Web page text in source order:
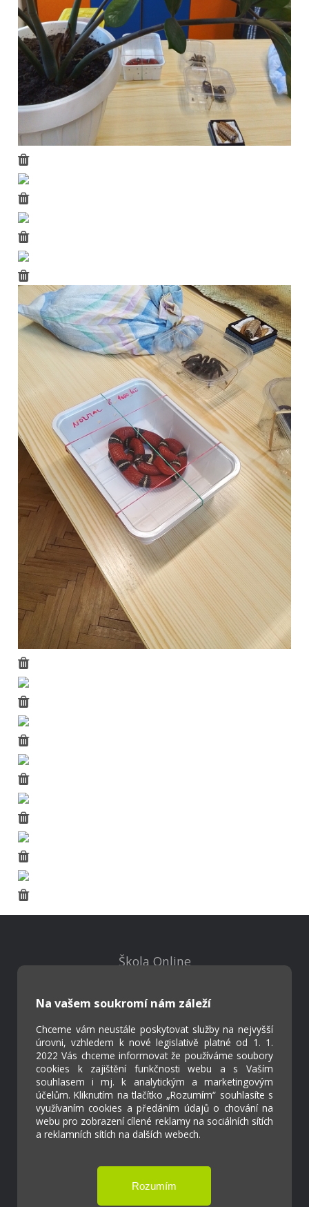
Na vašem soukromí nám záleží
Chceme vám neustále poskytovat služby na nejvyšší
úrovni, vzhledem k nové legislativě platné od 1. 1.
2022 Vás chceme informovat že používáme soubory
cookies k zajištění funkčnosti webu a s Vaším
souhlasem i mj. k analytickým a marketingovým
účelům. Kliknutím na tlačítko „Rozumím“ souhlasíte s
využívaním cookies a předáním údajů o chování na
webu pro zobrazení cílené reklamy na sociálních sítích
a reklamních sítích na dalších webech.
Škola Online
Kontakty
Projekty
Virtuální prohlídka
Cookies
Přístupnost
Přihlášení